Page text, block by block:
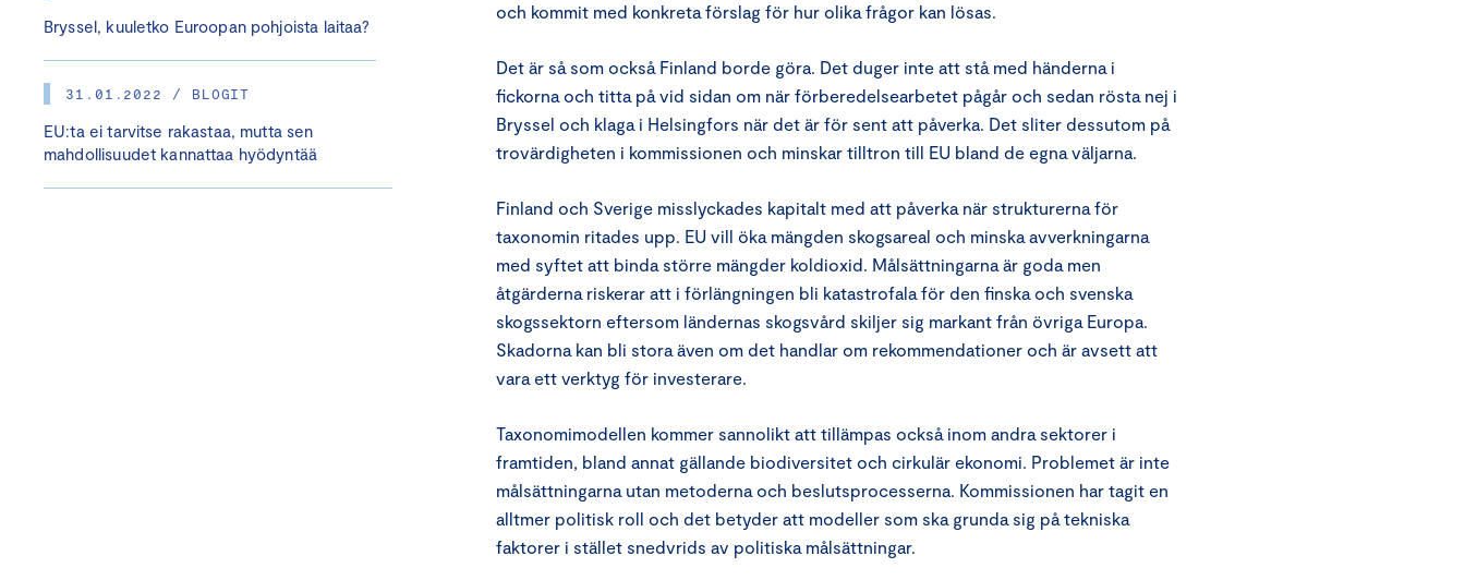
Bryssel, kuuletko Euroopan pohjoista laitaa?
31.01.2022 / BLOGIT
EU:ta ei tarvitse rakastaa, mutta sen
mahdollisuudet kannattaa hyödyntää
och kommit med konkreta förslag för hur olika frågor kan lösas.
Det är så som också Finland borde göra. Det duger inte att stå med händerna i
fickorna och titta på vid sidan om när förberedelsearbetet pågår och sedan rösta nej i
Bryssel och klaga i Helsingfors när det är för sent att påverka. Det sliter dessutom på
trovärdigheten i kommissionen och minskar tilltron till EU bland de egna väljarna.
Finland och Sverige misslyckades kapitalt med att påverka när strukturerna för
taxonomin ritades upp. EU vill öka mängden skogsareal och minska avverkningarna
med syftet att binda större mängder koldioxid. Målsättningarna är goda men
åtgärderna riskerar att i förlängningen bli katastrofala för den finska och svenska
skogssektorn eftersom ländernas skogsvård skiljer sig markant från övriga Europa.
Skadorna kan bli stora även om det handlar om rekommendationer och är avsett att
vara ett verktyg för investerare.
Taxonomimodellen kommer sannolikt att tillämpas också inom andra sektorer i
framtiden, bland annat gällande biodiversitet och cirkulär ekonomi. Problemet är inte
målsättningarna utan metoderna och beslutsprocesserna. Kommissionen har tagit en
alltmer politisk roll och det betyder att modeller som ska grunda sig på tekniska
faktorer i stället snedvrids av politiska målsättningar.